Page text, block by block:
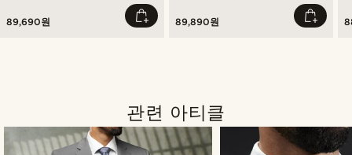
89,690원 89,890원
관련 아티클